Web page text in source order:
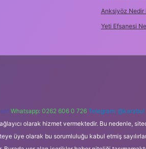
Anksiyöz Nedir
Yeti Efsanesi
Whatsapp: 0262 606 0 726 Telegram: @karabul
olarak hizmet vermektedir. Bu nedenle,
üye olarak bu sorumluluğu kabul etmiş